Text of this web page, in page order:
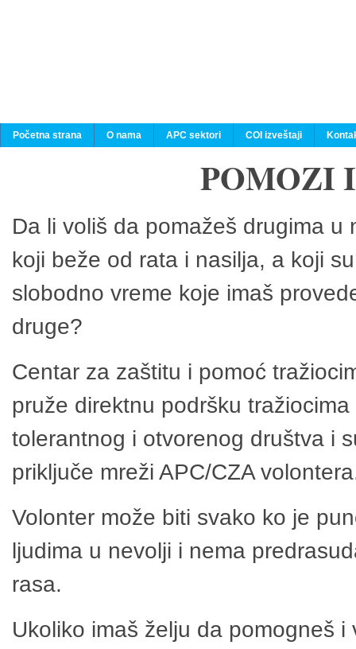
Početna strana O nama APC sektori COI izveštaji
POMOZI
Da li voliš da pomažeš drugima
koji beže od rata i nasilja, a koji
slobodno vreme koje imaš
druge?
Centar za zaštitu i pomoć
pruže direktnu podršku
tolerantnog i otvorenog društva i
priključe mreži APC/CZA
Volonter može biti svako ko je
ljudima u nevolji i nema
rasa.
Ukoliko imaš želju da pomogneš